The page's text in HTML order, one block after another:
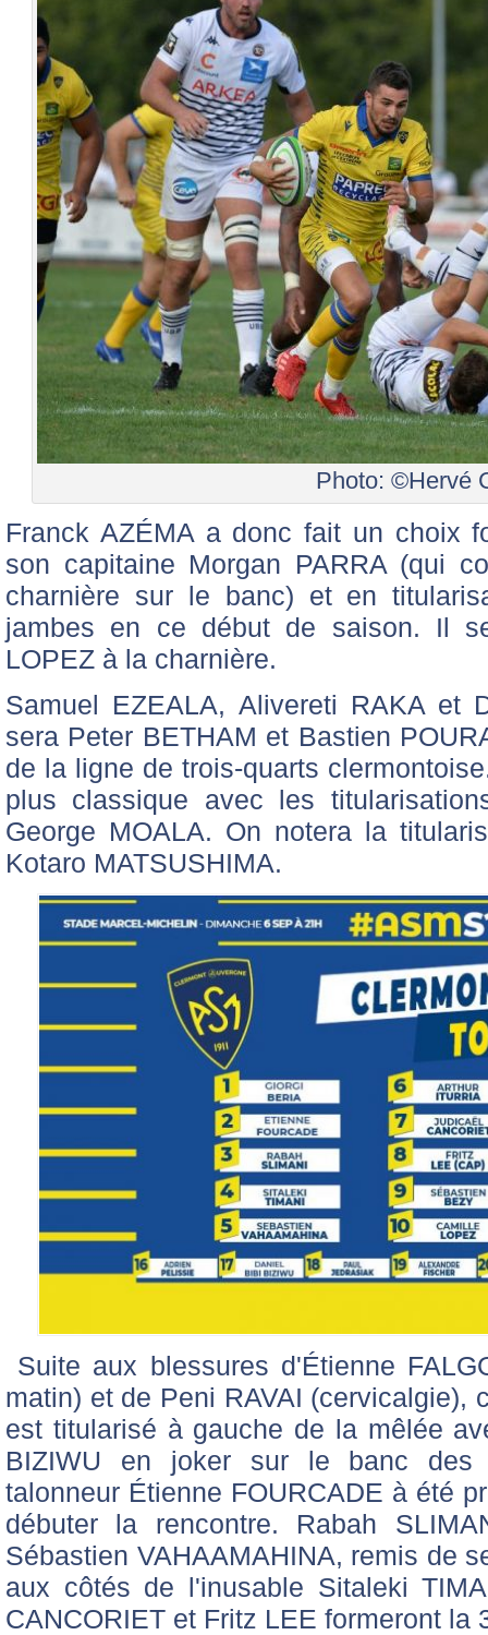
Photo: ©Hervé
Franck AZÉMA a donc fait un choix
son capitaine Morgan PARRA (qui
charnière sur le banc) et en
jambes en ce début de saison. Il
LOPEZ à la charnière.
Samuel EZEALA, Alivereti RAKA et
sera Peter BETHAM et Bastien
de la ligne de trois-quarts
plus classique avec les
George MOALA. On notera la
Kotaro MATSUSHIMA.
Suite aux blessures d'Étienne
matin) et de Peni RAVAI (cervicalgie),
est titularisé à gauche de la mêlée
BIZIWU en joker sur le banc des
talonneur Étienne FOURCADE à été
débuter la rencontre. Rabah
Sébastien VAHAAMAHINA, remis de
aux côtés de l'inusable Sitaleki
CANCORIET et Fritz LEE formeront la